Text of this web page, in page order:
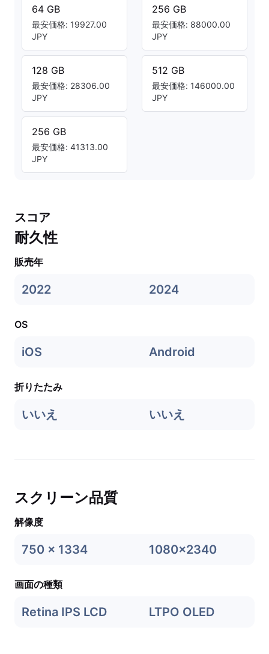
64 GB
最安価格: 19927.00
JPY
128 GB
最安価格: 28306.00
JPY
256 GB
最安価格: 41313.00
JPY
256 GB
最安価格: 88000.00
JPY
512 GB
最安価格: 146000.00
JPY
スコア
耐久性
販売年
2022 2024
OS
iOS Android
折りたたみ
いいえ いいえ
スクリーン品質
解像度
750 x 1334 1080x2340
画面の種類
Retina IPS LCD LTPO OLED